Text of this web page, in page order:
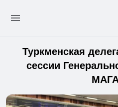
Туркменская
сессии